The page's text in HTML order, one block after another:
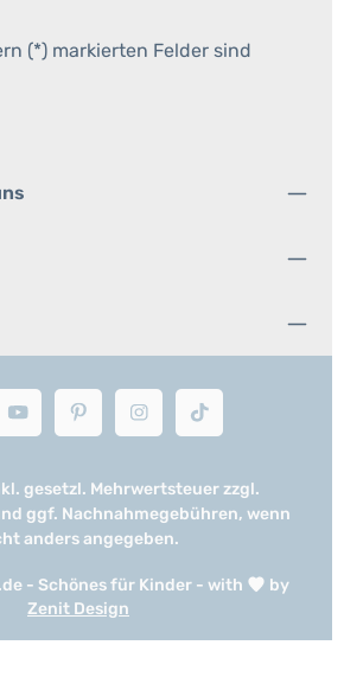
(*) markierten Felder sind
- Schönes für Kinder - with
by
Zenit Design
gesetzl. Mehrwertsteuer zzgl.
ggf. Nachnahmegebühren, wenn
anders angegeben.